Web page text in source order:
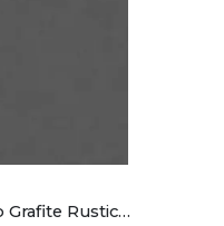
Porcelanato Calacata Ar 83002 83×83 a Damme